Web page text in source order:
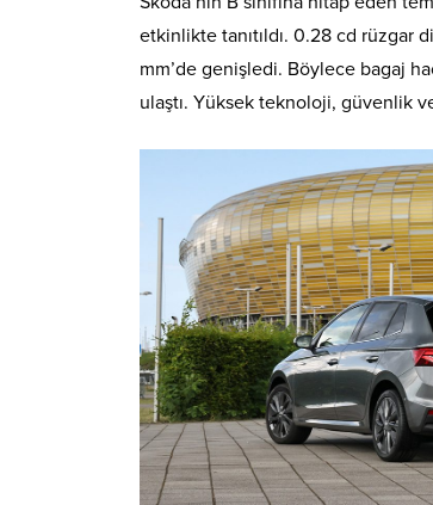
etkinlikte tanıtıldı. 0.28 cd rüzgar
mm’de genişledi. Böylece bagaj
ulaştı. Yüksek teknoloji, güvenlik